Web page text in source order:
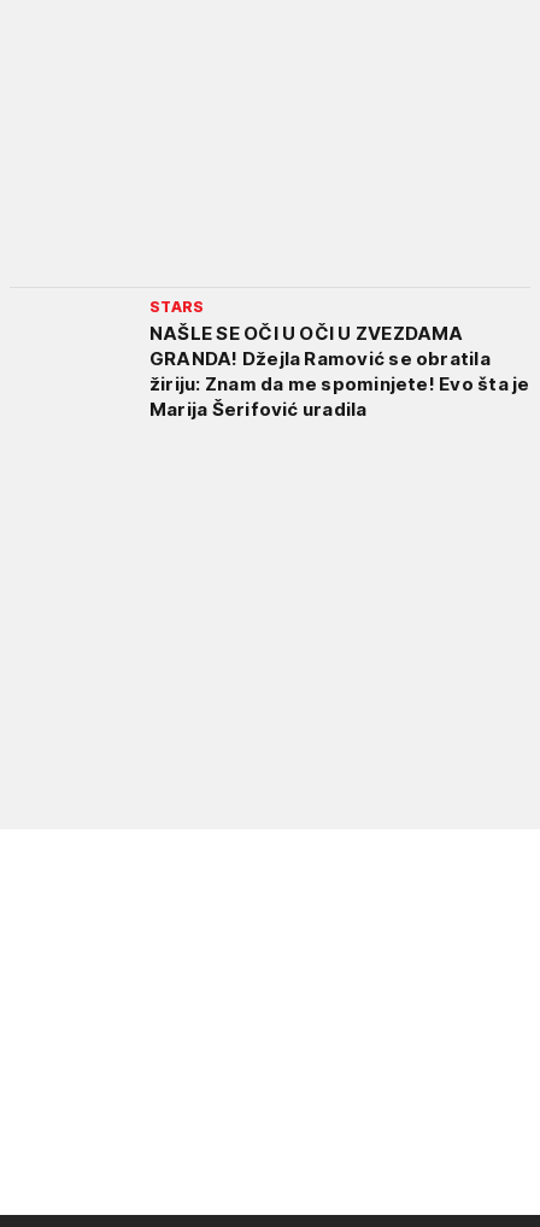
STARS
NAŠLE SE OČI U OČI U ZVEZDAMA
GRANDA! Džejla Ramović se obratila
žiriju: Znam da me spominjete! Evo šta je
Marija Šerifović uradila